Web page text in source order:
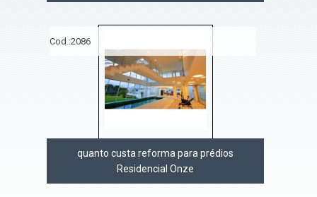
Cod.:2086
quanto custa reforma para prédios
Residencial Onze